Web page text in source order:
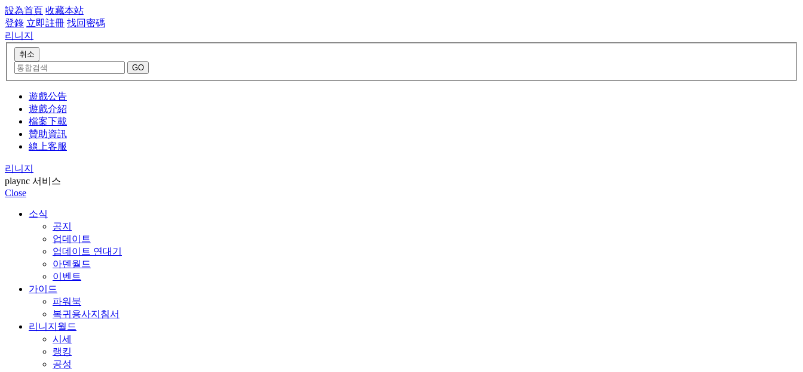
設為首頁 收藏本站
登錄 立即註冊 找回密碼
리니지
遊戲公告
遊戲介紹
檔案下載
贊助資訊
線上客服
리니지
plaync 서비스
Close
소식
공지
업데이트
업데이트 연대기
아덴월드
이벤트
가이드
파워북
복귀용사지침서
리니지월드
시세
랭킹
공성